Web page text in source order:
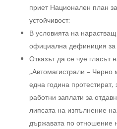
приет Национален план
устойчивост;
В условията на
официална дефиниция за
Отказът да се чуе гласът
„Автомагистрали – Черно
една година протестират,
работни заплати за
липсата на изпълнение
държавата по отношение